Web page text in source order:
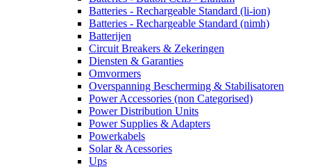
Batteries - Rechargeable Standard (li-ion)
Batteries - Rechargeable Standard (nimh)
Batterijen
Circuit Breakers & Zekeringen
Diensten & Garanties
Omvormers
Overspanning Bescherming & Stabilisatoren
Power Accessories (non Categorised)
Power Distribution Units
Power Supplies & Adapters
Powerkabels
Solar & Acessories
Ups